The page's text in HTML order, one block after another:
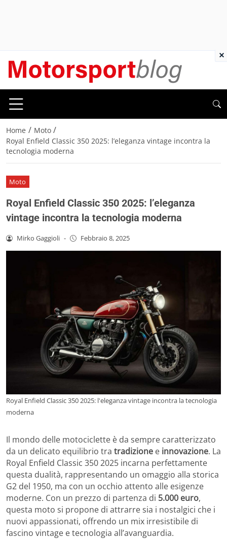
Home / Moto /
Royal Enfield Classic 350 2025: l’eleganza vintage incontra la
tecnologia moderna
Moto
Royal Enfield Classic 350 2025: l’eleganza
vintage incontra la tecnologia moderna
Mirko Gaggioli - Febbraio 8, 2025
Royal Enfield Classic 350 2025: l'eleganza vintage incontra la tecnologia
moderna
Il mondo delle motociclette è da sempre caratterizzato
da un delicato equilibrio tra tradizione e innovazione. La
Royal Enfield Classic 350 2025 incarna perfettamente
questa dualità, rappresentando un omaggio alla storica
G2 del 1950, ma con un occhio attento alle esigenze
moderne. Con un prezzo di partenza di 5.000 euro,
questa moto si propone di attrarre sia i nostalgici che i
nuovi appassionati, offrendo un mix irresistibile di
fascino vintage e tecnologia all’avanguardia.
×